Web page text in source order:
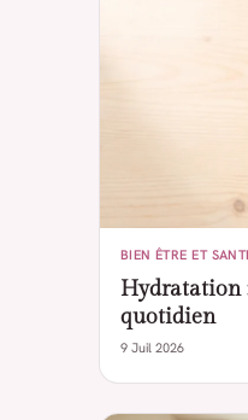
BIEN ÊTRE ET
Hydratation
quotidien
9 Juil 2026